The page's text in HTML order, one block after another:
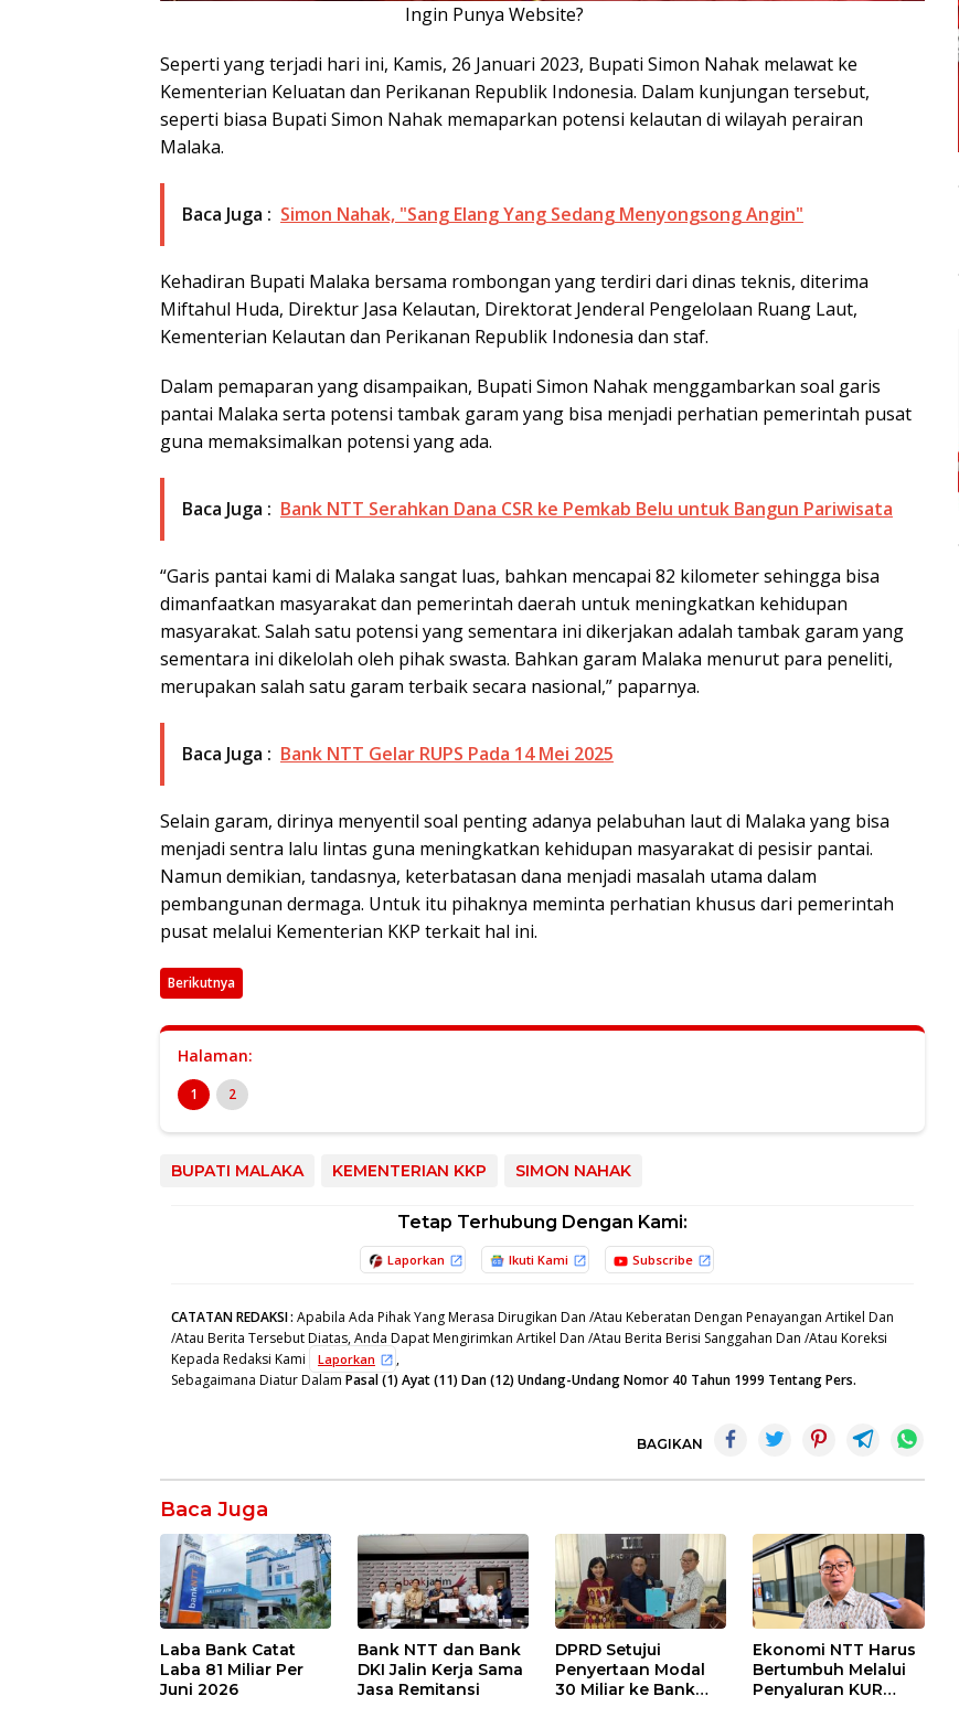
Ingin Punya Website?
Seperti yang terjadi hari ini, Kamis, 26 Januari 2023, Bupati Simon Nahak melawat ke
Kementerian Keluatan dan Perikanan Republik Indonesia. Dalam kunjungan tersebut,
seperti biasa Bupati Simon Nahak memaparkan potensi kelautan di wilayah perairan
Malaka.
Baca Juga : Simon Nahak, "Sang Elang Yang Sedang Menyongsong Angin"
Kehadiran Bupati Malaka bersama rombongan yang terdiri dari dinas teknis, diterima
Miftahul Huda, Direktur Jasa Kelautan, Direktorat Jenderal Pengelolaan Ruang Laut,
Kementerian Kelautan dan Perikanan Republik Indonesia dan staf.
Dalam pemaparan yang disampaikan, Bupati Simon Nahak menggambarkan soal garis
pantai Malaka serta potensi tambak garam yang bisa menjadi perhatian pemerintah pusat
guna memaksimalkan potensi yang ada.
Baca Juga : Bank NTT Serahkan Dana CSR ke Pemkab Belu untuk Bangun Pariwisata
“Garis pantai kami di Malaka sangat luas, bahkan mencapai 82 kilometer sehingga bisa
dimanfaatkan masyarakat dan pemerintah daerah untuk meningkatkan kehidupan
masyarakat. Salah satu potensi yang sementara ini dikerjakan adalah tambak garam yang
sementara ini dikelolah oleh pihak swasta. Bahkan garam Malaka menurut para peneliti,
merupakan salah satu garam terbaik secara nasional,” paparnya.
Baca Juga : Bank NTT Gelar RUPS Pada 14 Mei 2025
Selain garam, dirinya menyentil soal penting adanya pelabuhan laut di Malaka yang bisa
menjadi sentra lalu lintas guna meningkatkan kehidupan masyarakat di pesisir pantai.
Namun demikian, tandasnya, keterbatasan dana menjadi masalah utama dalam
pembangunan dermaga. Untuk itu pihaknya meminta perhatian khusus dari pemerintah
pusat melalui Kementerian KKP terkait hal ini.
Berikutnya
Halaman:
1 2
BUPATI MALAKA KEMENTERIAN KKP SIMON NAHAK
Tetap Terhubung Dengan Kami:
Laporkan Ikuti Kami Subscribe
CATATAN REDAKSI: Apabila Ada Pihak Yang Merasa Dirugikan Dan /Atau Keberatan Dengan Penayangan Artikel Dan
/Atau Berita Tersebut Diatas, Anda Dapat Mengirimkan Artikel Dan /Atau Berita Berisi Sanggahan Dan /Atau Koreksi
Kepada Redaksi Kami
Laporkan
,
Sebagaimana Diatur Dalam Pasal (1) Ayat (11) Dan (12) Undang-Undang Nomor 40 Tahun 1999 Tentang Pers.
BAGIKAN
Baca Juga
Laba Bank Catat
Laba 81 Miliar Per
Juni 2026
Bank NTT dan Bank
DKI Jalin Kerja Sama
Jasa Remitansi
DPRD Setujui
Penyertaan Modal
30 Miliar ke Bank
Ekonomi NTT Harus
Bertumbuh Melalui
Penyaluran KUR